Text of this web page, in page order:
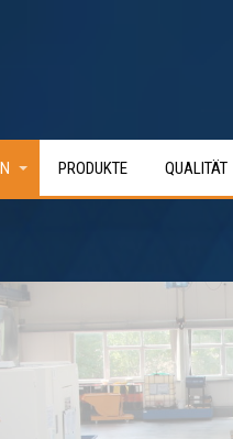
PRODUKTE QUALITÄT